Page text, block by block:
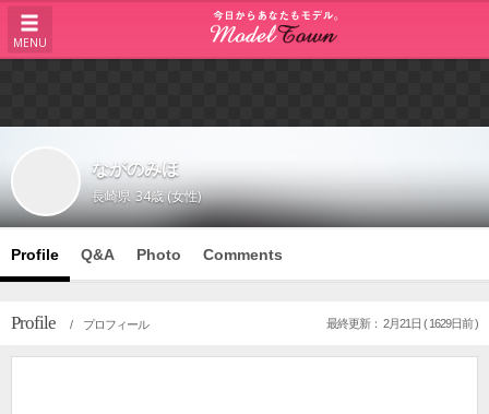
MENU
ながのみほ
長崎県 34歳 (女性)
Profile Q&A Photo Comments
Profile / プロフィール 最終更新： 2月21日 ( 1629日前 )